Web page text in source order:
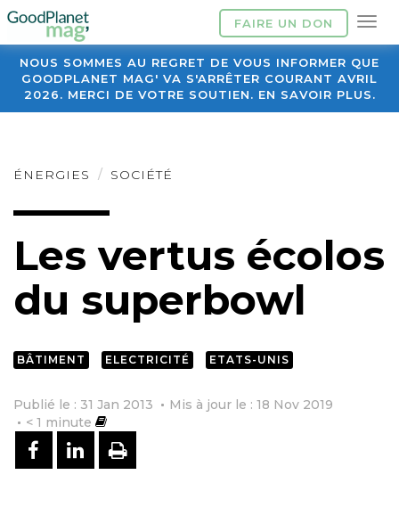
FAIRE UN DON
NOUS SOMMES AU REGRET DE VOUS INFORMER QUE
GOODPLANET MAG' VA S'ARRÊTER COURANT AVRIL
2026. MERCI DE VOTRE SOUTIEN. EN SAVOIR PLUS.
ÉNERGIES SOCIÉTÉ
Les vertus écolos
du superbowl
BÂTIMENT ELECTRICITÉ ETATS-UNIS
Publié le : 31 Jan 2013
Mis à jour le : 18 Nov 2019
< 1 minute
PARTAGER SUR FACEBOOK
PARTAGER SUR LINKEDIN
IMPRIMER